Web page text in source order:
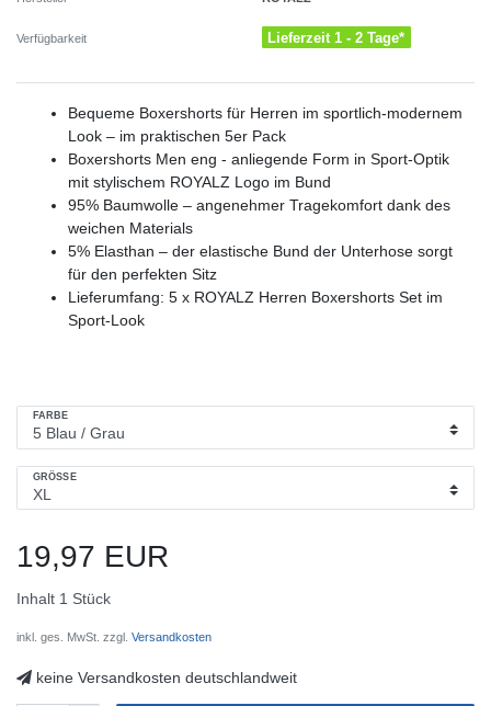
Verfügbarkeit Lieferzeit 1 - 2 Tage*
Bequeme Boxershorts für Herren im sportlich-modernem
Look – im praktischen 5er Pack
Boxershorts Men eng - anliegende Form in Sport-Optik
mit stylischem ROYALZ Logo im Bund
95% Baumwolle – angenehmer Tragekomfort dank des
weichen Materials
5% Elasthan – der elastische Bund der Unterhose sorgt
für den perfekten Sitz
Lieferumfang: 5 x ROYALZ Herren Boxershorts Set im
Sport-Look
FARBE
GRÖSSE
19,97 EUR
Inhalt 1 Stück
inkl. ges. MwSt. zzgl. Versandkosten
keine Versandkosten deutschlandweit